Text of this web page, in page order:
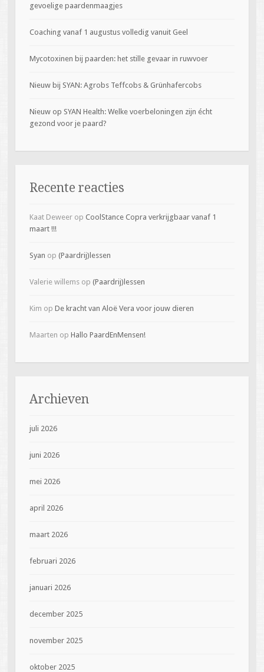
gevoelige paardenmaagjes
Coaching vanaf 1 augustus volledig vanuit Geel
Mycotoxinen bij paarden: het stille gevaar in ruwvoer
Nieuw bij SYAN: Agrobs Teffcobs & Grünhafercobs
Nieuw op SYAN Health: Welke voerbeloningen zijn écht
gezond voor je paard?
Recente reacties
Kaat Deweerop CoolStance Copra verkrijgbaar vanaf 1
maart !!!
Syan op (Paardrij)lessen
Valerie willemsop (Paardrij)lessen
Kim op De kracht van Aloë Vera voor jouw dieren
Maarten op Hallo PaardEnMensen!
Archieven
juli 2026
juni 2026
mei 2026
april 2026
maart 2026
februari 2026
januari 2026
december 2025
november 2025
oktober 2025